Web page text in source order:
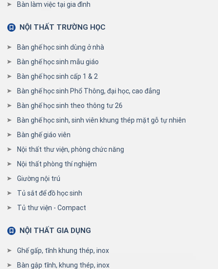
Bàn làm việc tại gia đình
NỘI THẤT TRƯỜNG HỌC
Bàn ghế học sinh dùng ở nhà
Bàn ghế học sinh mẫu giáo
Bàn ghế học sinh cấp 1 & 2
Bàn ghế học sinh Phổ Thông, đại học, cao đẳng
Bàn ghế học sinh theo thông tư 26
Bàn ghế học sinh, sinh viên khung thép mặt gỗ tự nhiên
Bàn ghế giáo viên
Nội thất thư viện, phòng chức năng
Nội thất phòng thí nghiệm
Giường nội trú
Tủ sắt để đồ học sinh
Tủ thư viện - Compact
NỘI THẤT GIA DỤNG
Ghế gấp, tĩnh khung thép, inox
Bàn gập tĩnh, khung thép, inox